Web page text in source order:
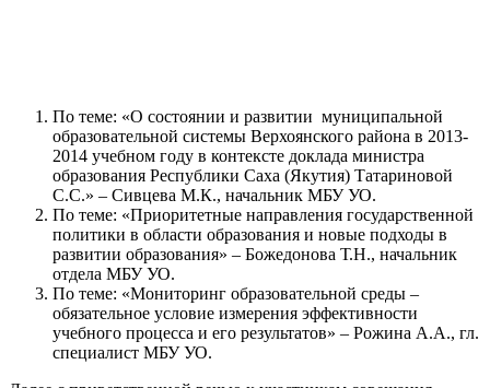
По теме: «О состоянии и развитии муниципальной
образовательной системы Верхоянского района в 2013-
2014 учебном году в контексте доклада министра
образования Республики Саха (Якутия) Татариновой
С.С.» – Сивцева М.К., начальник МБУ УО.
По теме: «Приоритетные направления государственной
политики в области образования и новые подходы в
развитии образования» – Божедонова Т.Н., начальник
отдела МБУ УО.
По теме: «Мониторинг образовательной среды –
обязательное условие измерения эффективности
учебного процесса и его результатов» – Рожина А.А., гл.
специалист МБУ УО.